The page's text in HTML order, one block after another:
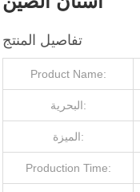
تفاصيل المنتج
Product Name:
البحرية:
الميزة:
Production Time: